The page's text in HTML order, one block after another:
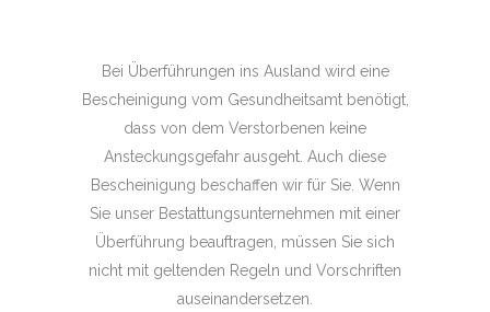
Bei Überführungen ins Ausland wird eine
Bescheinigung vom Gesundheitsamt benötigt,
dass von dem Verstorbenen keine
Ansteckungsgefahr ausgeht. Auch diese
Bescheinigung beschaffen wir für Sie. Wenn
Sie unser Bestattungsunternehmen mit einer
Überführung beauftragen, müssen Sie sich
nicht mit geltenden Regeln und Vorschriften
auseinandersetzen.